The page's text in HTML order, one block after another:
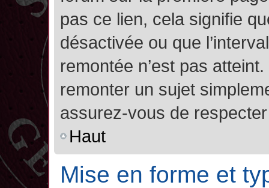
pas ce lien, cela signifie
désactivée ou que
remontée n’est pas
remonter un sujet
assurez-vous de
Haut
Mise en forme et